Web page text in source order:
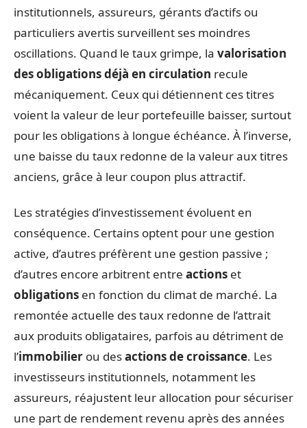
institutionnels, assureurs, gérants d’actifs ou
particuliers avertis surveillent ses moindres
oscillations. Quand le taux grimpe, la valorisation
des obligations déjà en circulation recule
mécaniquement. Ceux qui détiennent ces titres
voient la valeur de leur portefeuille baisser, surtout
pour les obligations à longue échéance. À l’inverse,
une baisse du taux redonne de la valeur aux titres
anciens, grâce à leur coupon plus attractif.
Les stratégies d’investissement évoluent en
conséquence. Certains optent pour une gestion
active, d’autres préfèrent une gestion passive ;
d’autres encore arbitrent entre actions et
obligations en fonction du climat de marché. La
remontée actuelle des taux redonne de l’attrait
aux produits obligataires, parfois au détriment de
l’immobilier ou desactions de croissance. Les
investisseurs institutionnels, notamment les
assureurs, réajustent leur allocation pour sécuriser
une part de rendement revenu après des années